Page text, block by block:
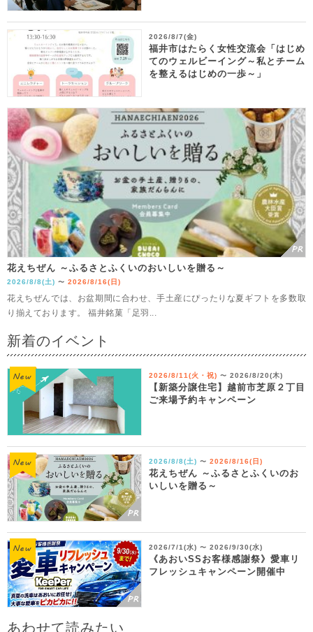
2026/8/7(金)
福井市はたらく女性交流会「はじめ
てのウェルビーイング～私とチーム
を整えるはじめの一歩～」
花えちぜん ～ふるさとふくいのおいしいを贈る～
2026/8/8(土) 〜 2026/8/16(日)
花えちぜんでは、お盆期間に合わせ、手土産にぴったりな夏ギフトを多数取
り揃えております。 福井銘菓「足羽...
新着のイベント
2026/8/11(火・祝) 〜 2026/8/20(木)
【新築分譲住宅】越前市芝原２丁目
ご来場予約キャンペーン
2026/8/8(土) 〜 2026/8/16(日)
花えちぜん ～ふるさとふくいのお
いしいを贈る～
2026/7/1(水) 〜 2026/9/30(水)
《あおいSSお客様感謝祭》愛車リ
フレッシュキャンペーン開催中
あわせて読みたい